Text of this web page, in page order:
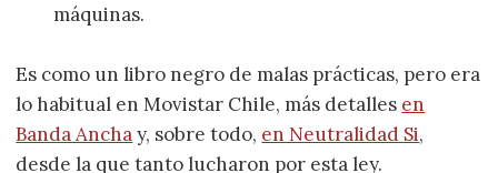
máquinas.
Es como un libro negro de malas prácticas, pero era
lo habitual en Movistar Chile, más detalles en
Banda Anchay, sobre todo, en Neutralidad Si,
desde la que tanto lucharon por esta ley.